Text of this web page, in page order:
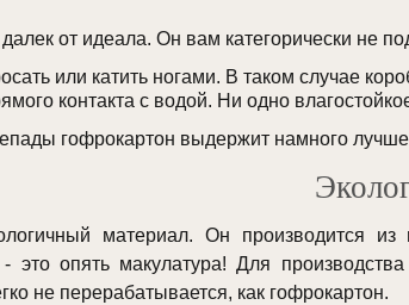
от идеала. Он вам категорически не
или катить ногами. В таком случае
контакта с водой. Ни одно
гофрокартон выдержит намного
материал. Он производится
- это опять макулатура! Для
не перерабатывается, как гофрокартон.